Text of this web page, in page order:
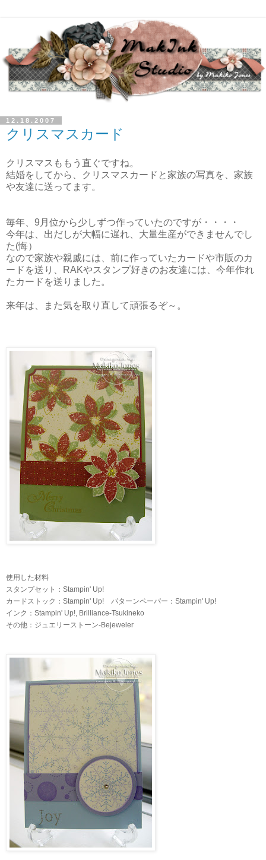
12.18.2007
クリスマスカード
クリスマスももう直ぐですね。
結婚をしてから、クリスマスカードと家族の写真を、家族
や友達に送ってます。
毎年、9月位から少しずつ作っていたのですが・・・・
今年は、出だしが大幅に遅れ、大量生産ができませんでし
た(悔）
なので家族や親戚には、前に作っていたカードや市販のカ
ードを送り、RAKやスタンプ好きのお友達には、今年作れ
たカードを送りました。
来年は、また気を取り直して頑張るぞ～。
使用した材料
スタンプセット：Stampin' Up!
カードストック：Stampin' Up! パターンペーパー：Stampin' Up!
インク：Stampin' Up!, Brilliance-Tsukineko
その他：ジュエリーストーン-Bejeweler